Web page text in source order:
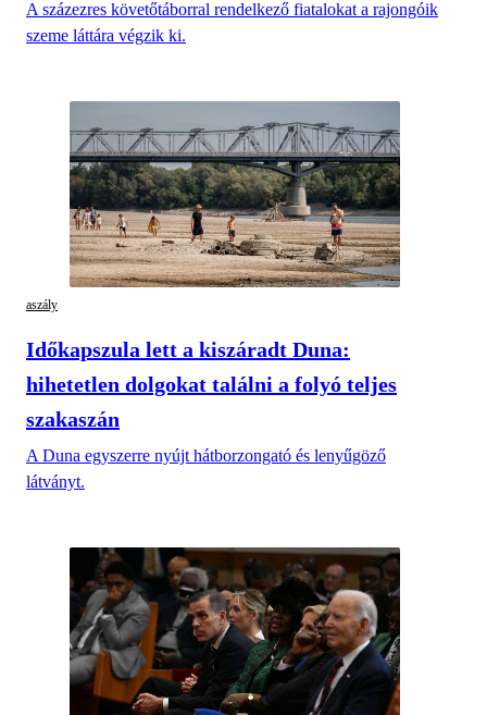
A százezres követőtáborral rendelkező fiatalokat a rajongóik
szeme láttára végzik ki.
aszály
Időkapszula lett a kiszáradt Duna:
hihetetlen dolgokat találni a folyó teljes
szakaszán
A Duna egyszerre nyújt hátborzongató és lenyűgöző
látványt.